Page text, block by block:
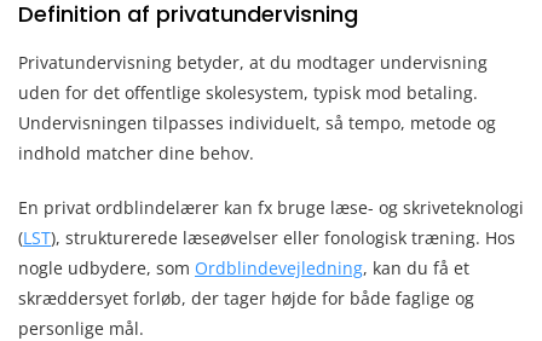
Definition af privatundervisning
Privatundervisning betyder, at du modtager undervisning
uden for det offentlige skolesystem, typisk mod betaling.
Undervisningen tilpasses individuelt, så tempo, metode og
indhold matcher dine behov.
En privat ordblindelærer kan fx bruge læse- og skriveteknologi
(LST), strukturerede læseøvelser eller fonologisk træning. Hos
nogle udbydere, som Ordblindevejledning, kan du få et
skræddersyet forløb, der tager højde for både faglige og
personlige mål.